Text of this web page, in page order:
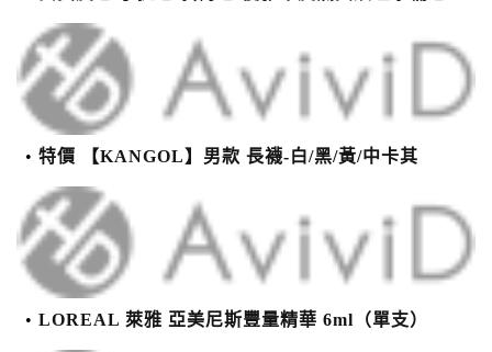
特價 【KANGOL】男款 長襪-白/黑/黃/中卡其
LOREAL 萊雅 亞美尼斯豐量精華 6ml（單支）